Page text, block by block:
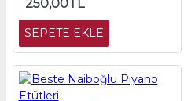
250,00TL
SEPETE EKLE